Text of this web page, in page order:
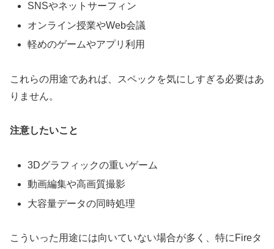
SNSやネットサーフィン
オンライン授業やWeb会議
軽めのゲームやアプリ利用
これらの用途であれば、スペックを気にしすぎる必要はあ
りません。
注意したいこと
3Dグラフィックの重いゲーム
動画編集や高画質撮影
大容量データの同時処理
こういった用途には向いていない場合が多く、特にFireタ